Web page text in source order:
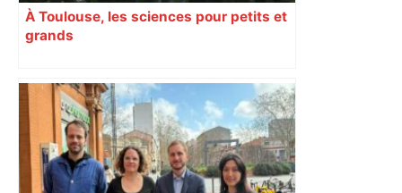
À Toulouse, les sciences pour petits et
grands